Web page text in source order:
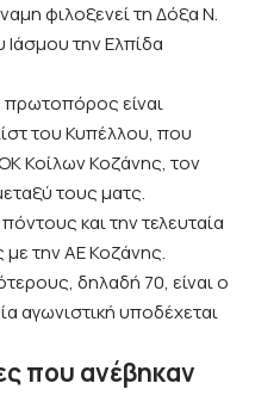
φιλοξενεί τη Δόξα Ν.
την Ελπίδα
είναι
του Κυπέλλου, που
Κοίλων Κοζάνης, τον
τους ματς.
και την τελευταία
με την ΑΕ Κοζάνης.
δηλαδή 70, είναι ο
αγωνιστική υποδέχεται
που ανέβηκαν